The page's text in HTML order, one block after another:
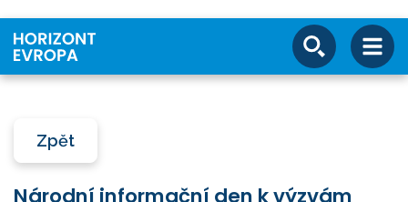
Zpět
Národní informační den k výzvám